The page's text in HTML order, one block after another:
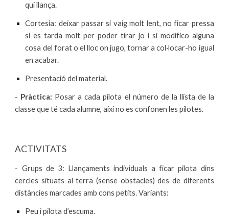
qui llança.
Cortesia: deixar passar si vaig molt lent, no ficar pressa
si es tarda molt per poder tirar jo i si modifico alguna
cosa del forat o el lloc on jugo, tornar a col·locar-ho igual
en acabar.
Presentació del material.
- Pràctica: Posar a cada pilota el número de la llista de la
classe que té cada alumne, així no es confonen les pilotes.
ACTIVITATS
- Grups de 3: Llançaments individuals a ficar pilota dins
cercles situats al terra (sense obstacles) des de diferents
distàncies marcades amb cons petits. Variants:
Peu i pilota d’escuma.